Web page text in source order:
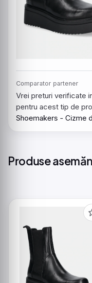
Comparator partener
Vrei preturi verificate
pentru acest tip de
Shoemakers - Cizme
Produse